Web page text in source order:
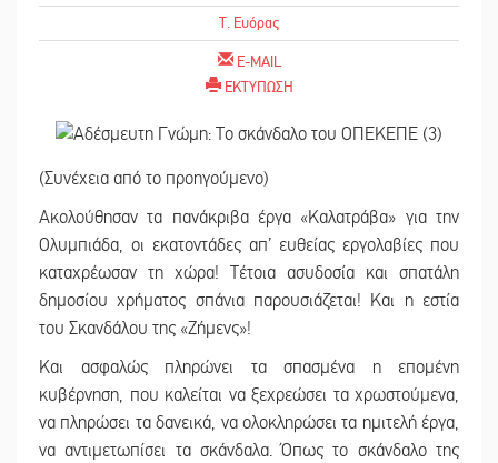
T. Ευόρας
E-MAIL
ΕΚΤΥΠΩΣΗ
(Συνέχεια από το προηγούμενο)
Ακολούθησαν τα πανάκριβα έργα «Καλατράβα» για την
Ολυμπιάδα, οι εκατοντάδες απ’ ευθείας εργολαβίες που
καταχρέωσαν τη χώρα! Τέτοια ασυδοσία και σπατάλη
δημοσίου χρήματος σπάνια παρουσιάζεται! Και η εστία
του Σκανδάλου της «Ζήμενς»!
Και ασφαλώς πληρώνει τα σπασμένα η επομένη
κυβέρνηση, που καλείται να ξεχρεώσει τα χρωστούμενα,
να πληρώσει τα δανεικά, να ολοκληρώσει τα ημιτελή έργα,
να αντιμετωπίσει τα σκάνδαλα. Όπως το σκάνδαλο της